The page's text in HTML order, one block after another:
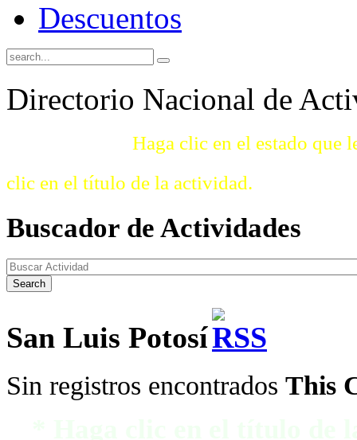
Descuentos
Directorio Nacional de
Haga clic en el estado que
clic en el título de la actividad.
Buscador de Actividades
San Luis Potosí
Sin registros encontrados This